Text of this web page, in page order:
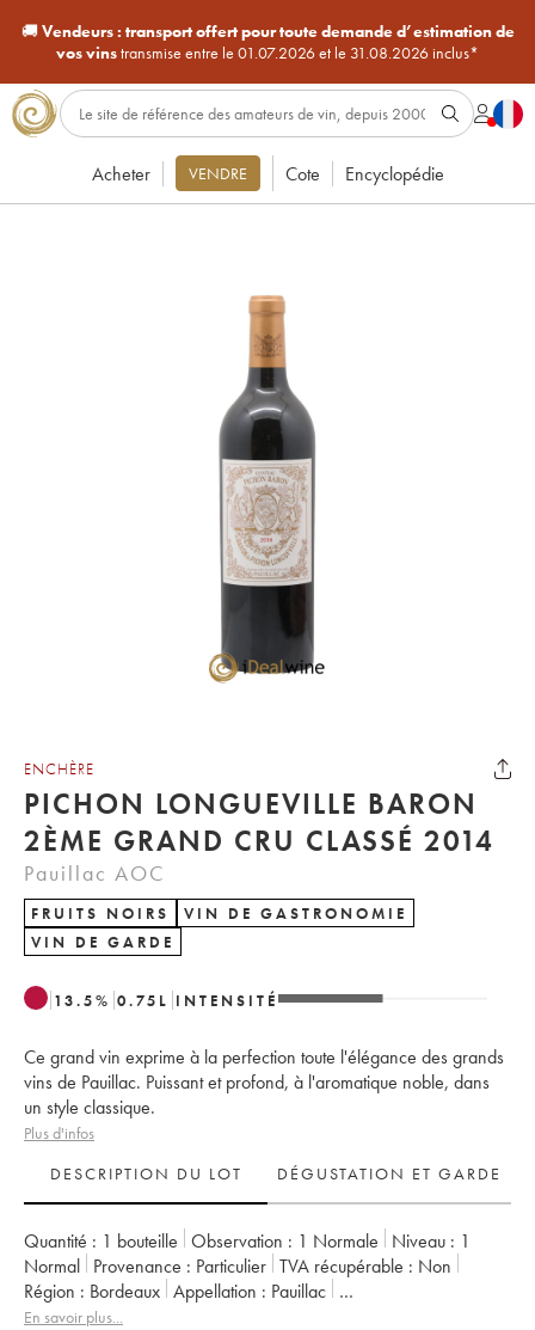
🚚Vendeurs : transport offert pour toute demande d’estimation de
vos vinstransmise entre le 01.07.2026 et le 31.08.2026 inclus*
Acheter VENDRE Cote Encyclopédie
ENCHÈRE
PICHON LONGUEVILLE BARON
2ÈME GRAND CRU CLASSÉ 2014
Pauillac AOC
FRUITS NOIRS
VIN DE GASTRONOMIE
VIN DE GARDE
13.5% 0.75 L INTENSITÉ
Ce grand vin exprime à la perfection toute l'élégance des grands
vins de Pauillac. Puissant et profond, à l'aromatique noble, dans
un style classique.
Plus d'infos
DESCRIPTION DU LOT
DÉGUSTATION ET GARDE
Quantité : 1 bouteille Observation : 1 Normale Niveau : 1
Normal
Provenance : particulier TVA récupérable :
non
Région :
Bordeaux Appellation : Pauillac
Classement :
En savoir plus...